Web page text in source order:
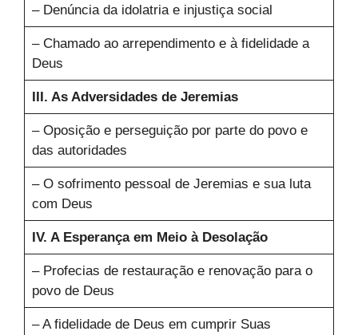
– Denúncia da idolatria e injustiça social
– Chamado ao arrependimento e à fidelidade a
Deus
III. As Adversidades de Jeremias
– Oposição e perseguição por parte do povo e
das autoridades
– O sofrimento pessoal de Jeremias e sua luta
com Deus
IV. A Esperança em Meio à Desolação
– Profecias de restauração e renovação para o
povo de Deus
– A fidelidade de Deus em cumprir Suas